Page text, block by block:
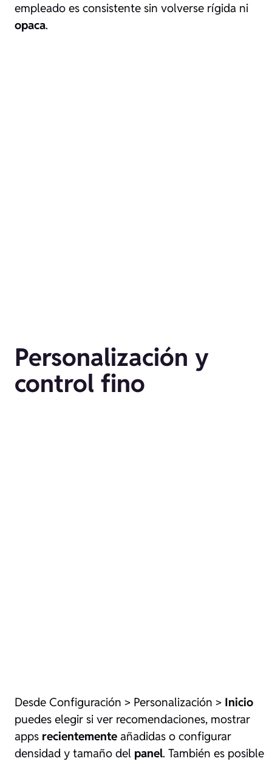
empleado es consistente sin volverse rígida ni
opaca.
Personalización y
control fino
Desde Configuración > Personalización > Inicio
puedes elegir si ver recomendaciones, mostrar
apps recientemente añadidas o configurar
densidad y tamaño del panel. También es posible